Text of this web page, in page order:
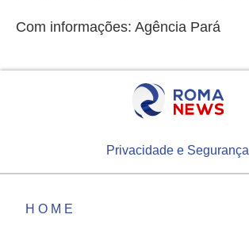
Com informações: Agência Pará
Privacidade e Segurança
HOME